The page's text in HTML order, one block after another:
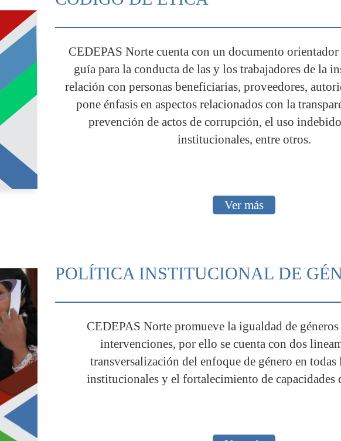
CEDEPAS Norte cuenta con un documento orientador
guía para la conducta de las y los trabajadores de la
relación con personas beneficiarias, proveedores,
pone énfasis en aspectos relacionados con la
prevención de actos de corrupción, el uso
institucionales, entre otros.
Ver más
POLÍTICA INSTITUCIONAL DE
CEDEPAS Norte promueve la igualdad de géneros
intervenciones, por ello se cuenta con dos
transversalización del enfoque de género en todas
institucionales y el fortalecimiento de capacidades